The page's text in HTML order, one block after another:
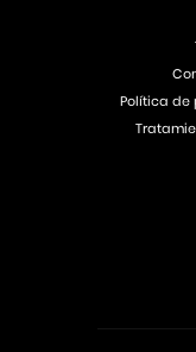
Política